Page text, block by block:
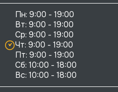
Пн: 9:00 - 19:00
Вт: 9:00 - 19:00
Ср: 9:00 - 19:00
Чт: 9:00 - 19:00
Пт: 9:00 - 19:00
Сб: 10:00 - 18:00